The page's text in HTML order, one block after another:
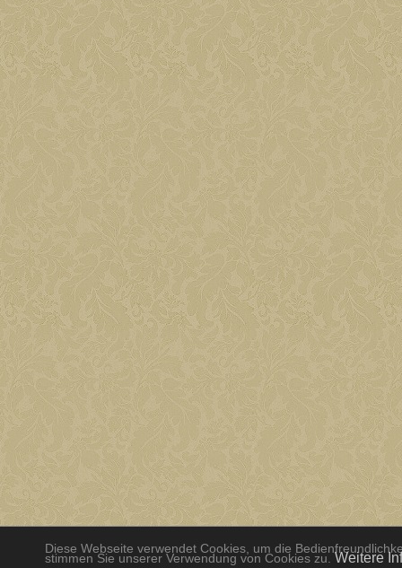
Diese Webseite verwendet Cookies, um die
stimmen Sie unserer Verwendung von Cookies zu. Weitere